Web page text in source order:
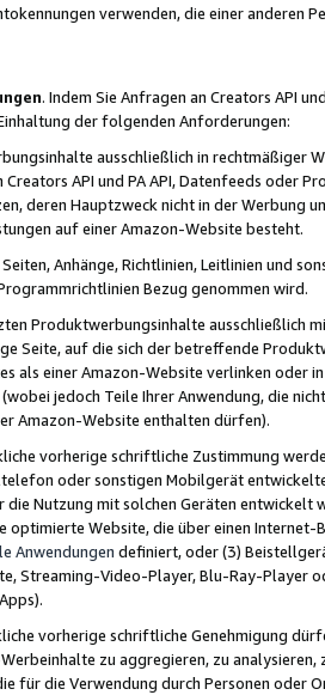
verwenden, die einer anderen
. Indem Sie Anfragen an Creators API
der folgenden Anforderungen:
ausschließlich in rechtmäßiger
Creators API und PA API, Datenfeeds oder
deren Hauptzweck nicht in der Werbung
auf einer Amazon-Website besteht.
Anhänge, Richtlinien, Leitlinien und
Bezug genommen wird.
Produktwerbungsinhalte ausschließlich
Seite, auf die sich der betreffende
als einer Amazon-Website verlinken oder
jedoch Teile Ihrer Anwendung, die
Amazon-Website enthalten dürfen).
vorherige schriftliche Zustimmung
oder sonstigen Mobilgerät
die Nutzung mit solchen Geräten
optimierte Website, die über einen
Anwendungen definiert, oder (3)
Streaming-Video-Player, Blu-Ray-Player
vorherige schriftliche Genehmigung
zu aggregieren, zu
für die Verwendung durch Personen